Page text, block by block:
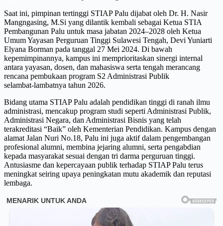
Saat ini, pimpinan tertinggi STIAP Palu dijabat oleh Dr. H. Nasir
Mangngasing, M.Si yang dilantik kembali sebagai Ketua STIA
Pembangunan Palu untuk masa jabatan 2024–2028 oleh Ketua
Umum Yayasan Perguruan Tinggi Sulawesi Tengah, Devi Yuniarti
Elyana Borman pada tanggal 27 Mei 2024. Di bawah
kepemimpinannya, kampus ini memprioritaskan sinergi internal
antara yayasan, dosen, dan mahasiswa serta tengah merancang
rencana pembukaan program S2 Administrasi Publik
selambat‑lambatnya tahun 2026.
Bidang utama STIAP Palu adalah pendidikan tinggi di ranah ilmu
administrasi, mencakup program studi seperti Administrasi Publik,
Administrasi Negara, dan Administrasi Bisnis yang telah
terakreditasi “Baik” oleh Kementerian Pendidikan. Kampus dengan
alamat Jalan Nuri No.18, Palu ini juga aktif dalam pengembangan
profesional alumni, membina jejaring alumni, serta pengabdian
kepada masyarakat sesuai dengan tri darma perguruan tinggi.
Antusiasme dan kepercayaan publik terhadap STIAP Palu terus
meningkat seiring upaya peningkatan mutu akademik dan reputasi
lembaga.